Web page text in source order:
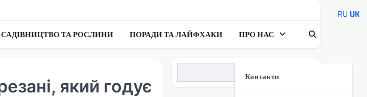
САДІВНИЦТВО ТА РОСЛИНИ ПОРАДИ ТА ЛАЙФХАКИ ПРО НАС
Контакти
який годує
RU UK